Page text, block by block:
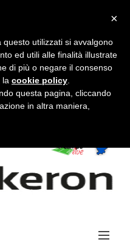
×
utilizzati si avvalgono
ed utili alle finalità illustrate
di più o negare il consenso
la cookie policy
questa pagina, cliccando
in altra maniera,